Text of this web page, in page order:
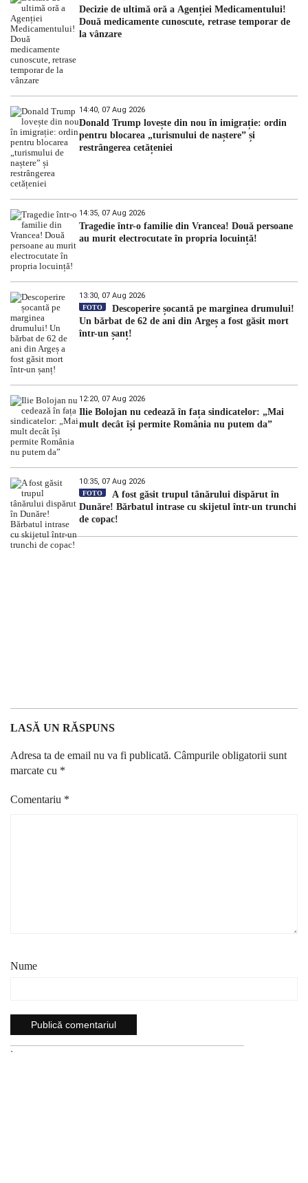
Decizie de ultimă oră a Agenției Medicamentului!
Două medicamente cunoscute, retrase temporar de
la vânzare
14:40, 07 Aug 2026
Donald Trump lovește din nou în imigrație: ordin
pentru blocarea „turismului de naștere” și
restrângerea cetățeniei
14:35, 07 Aug 2026
Tragedie într-o familie din Vrancea! Două persoane
au murit electrocutate în propria locuință!
13:30, 07 Aug 2026
FOTO
Descoperire șocantă pe marginea drumului!
Un bărbat de 62 de ani din Argeș a fost găsit mort
într-un șanț!
12:20, 07 Aug 2026
Ilie Bolojan nu cedează în fața sindicatelor: „Mai
mult decât își permite România nu putem da”
10:35, 07 Aug 2026
FOTO
A fost găsit trupul tânărului dispărut în
Dunăre! Bărbatul intrase cu skijetul într-un trunchi
de copac!
LASĂ UN RĂSPUNS
Adresa ta de email nu va fi publicată. Câmpurile obligatorii sunt
marcate cu *
Comentariu *
Nume
`